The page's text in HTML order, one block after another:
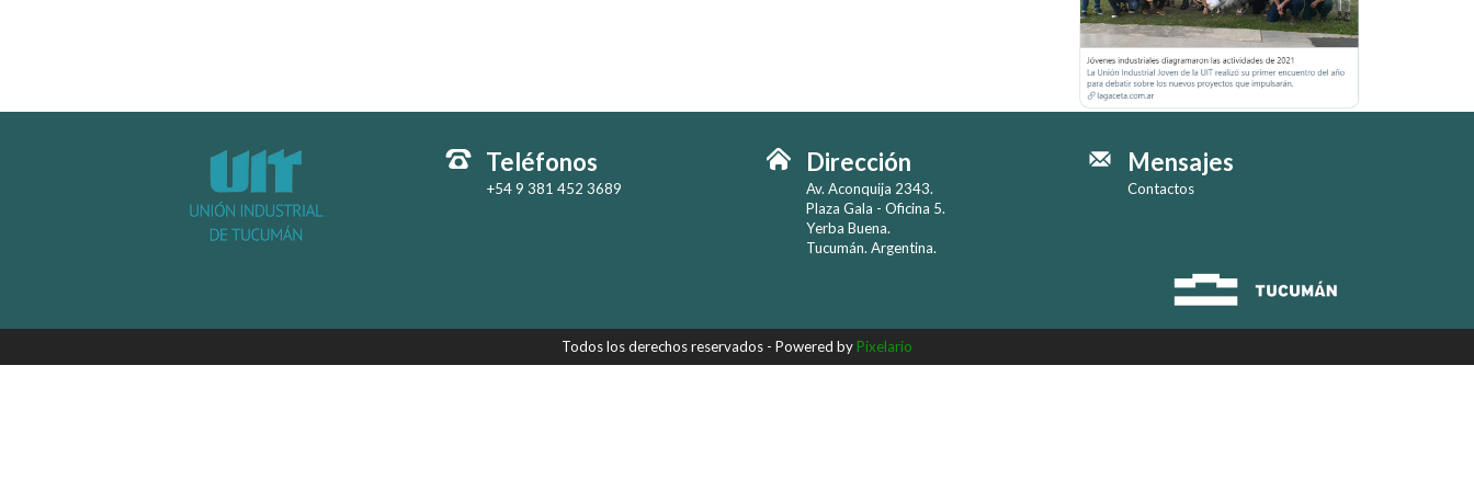
Teléfonos
+54 9 381 452 3689
Dirección
Av. Aconquija 2343.
Plaza Gala - Oficina 5.
Yerba Buena.
Tucumán. Argentina.
Mensajes
Contactos
Todos los derechos reservados - Powered by Pixelario